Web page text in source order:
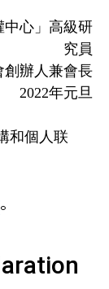
中心」高級研
究員
創辦人兼會長
2022年元旦
和個人联
。